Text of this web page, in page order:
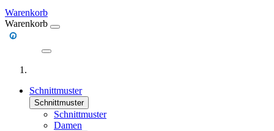
Warenkorb
Warenkorb
Schnittmuster
Schnittmuster
Schnittmuster
Damen